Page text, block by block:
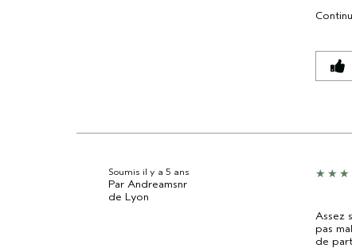
Soumis il y a 5 ans
Par Andreamsnr
de Lyon
Assez
pas
de